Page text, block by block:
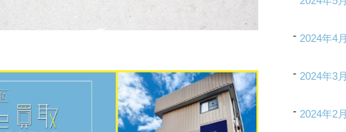
2024年4月
2024年3月
2024年2月